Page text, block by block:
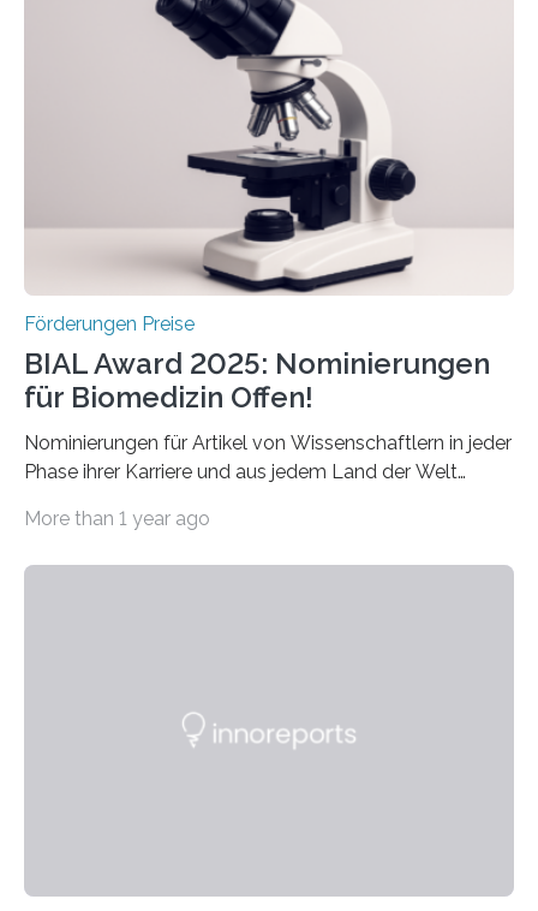
Schlaganfallforschung, um die Behandlung der
Betroffenen zu verbessern. Dazu schreibt sie auch in
diesem Jahr wieder deutschlandweit den Hentschel-
Preis aus. Er richtet sich gezielt an jüngere
Forscherinnen und Forscher unter 40 Jahren. Geehrt
werden soll eine herausragende Doktorarbeit oder eine
hochrangige wissenschaftliche Publikation zum Thema
Förderungen Preise
BIAL Award 2025: Nominierungen
für Biomedizin Offen!
Nominierungen für Artikel von Wissenschaftlern in jeder
Phase ihrer Karriere und aus jedem Land der Welt
Leben gerufen, um die bemerkenswertesten
Foundation, des BIAL Award in Biomedicine ist in
More than 1 year ago